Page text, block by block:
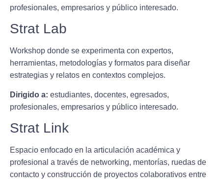
profesionales, empresarios y público interesado.
Strat Lab
Workshop donde se experimenta con expertos,
herramientas, metodologías y formatos para diseñar
estrategias y relatos en contextos complejos.
Dirigido a: estudiantes, docentes, egresados,
profesionales, empresarios y público interesado.
Strat Link
Espacio enfocado en la articulación académica y
profesional a través de networking, mentorías, ruedas de
contacto y construcción de proyectos colaborativos entre